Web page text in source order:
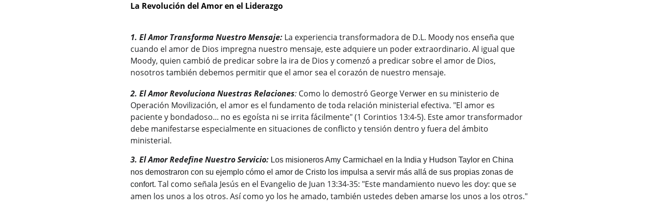
La Revolución del Amor en el Liderazgo
1. El Amor Transforma Nuestro Mensaje: La experiencia transformadora de D.L. Moody nos enseña que
cuando el amor de Dios impregna nuestro mensaje, este adquiere un poder extraordinario. Al igual que
Moody, quien cambió de predicar sobre la ira de Dios y comenzó a predicar sobre el amor de Dios,
nosotros también debemos permitir que el amor sea el corazón de nuestro mensaje.
2. El Amor Revoluciona Nuestras Relaciones: Como lo demostró George Verwer en su ministerio de
Operación Movilización, el amor es el fundamento de toda relación ministerial efectiva. "El amor es
paciente y bondadoso... no es egoísta ni se irrita fácilmente" (1 Corintios 13:4-5). Este amor transformador
debe manifestarse especialmente en situaciones de conflicto y tensión dentro y fuera del ámbito
ministerial.
3. El Amor Redefine Nuestro Servicio: Los misioneros Amy Carmichael en la India y Hudson Taylor en China
nos demostraron con su ejemplo cómo el amor de Cristo los impulsa a servir más allá de sus propias zonas de
confort. Tal como señala Jesús en el Evangelio de Juan 13:34-35: "Este mandamiento nuevo les doy: que se
amen los unos a los otros. Así como yo los he amado, también ustedes deben amarse los unos a los otros."